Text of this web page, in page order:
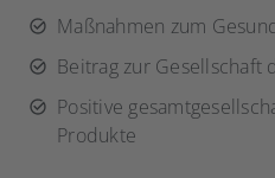
Maßnahmen zum
Beitrag zur Gesellschaft
Positive
Produkte